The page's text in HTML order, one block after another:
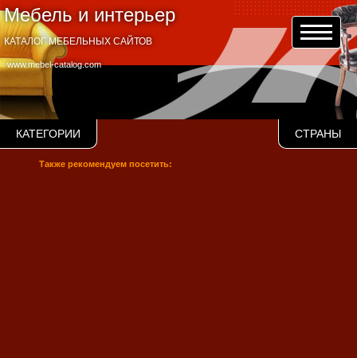
Мебель и интерьер
www.mebel-catalog.com
КАТАЛОГ МЕБЕЛЬНЫХ САЙТОВ
КАТЕГОРИИ СТРАНЫ
Также рекомендуем посетить: